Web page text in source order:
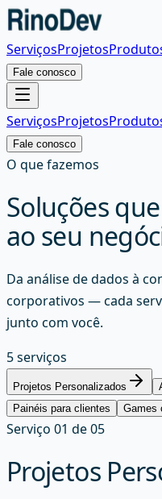
ServiçosProjetos
Fale conosco
ServiçosProjetos
Fale conosco
O que fazemos
Soluções
ao seu
Da análise de dados à
corporativos — cada
junto com você.
5serviços
Projetos Personalizados
Painéis para clientes
Games
Serviço 01 de05
Projetos